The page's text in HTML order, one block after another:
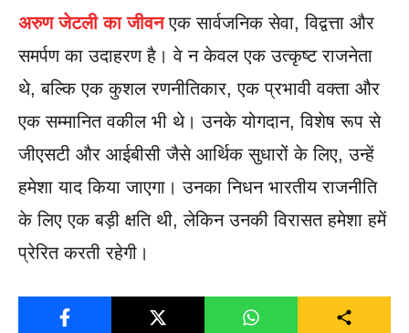
अरुण जेटली का जीवनएक सार्वजनिक सेवा, विद्वत्ता और
समर्पण का उदाहरण है। वे न केवल एक उत्कृष्ट राजनेता
थे, बल्कि एक कुशल रणनीतिकार, एक प्रभावी वक्ता और
एक सम्मानित वकील भी थे। उनके योगदान, विशेष रूप से
जीएसटी और आईबीसी जैसे आर्थिक सुधारों के लिए, उन्हें
हमेशा याद किया जाएगा। उनका निधन भारतीय राजनीति
के लिए एक बड़ी क्षति थी, लेकिन उनकी विरासत हमेशा हमें
प्रेरित करती रहेगी।